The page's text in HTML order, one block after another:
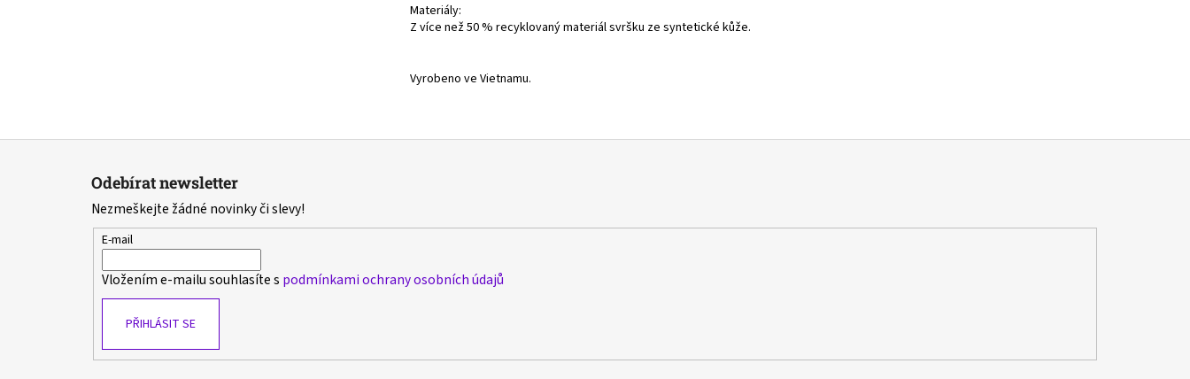
Materiály:
Z více než 50 % recyklovaný materiál svršku ze syntetické kůže.
Vyrobeno ve Vietnamu.
Odebírat newsletter
Nezmeškejte žádné novinky či slevy!
E-mail
Vložením e-mailu souhlasíte s podmínkami ochrany osobních údajů
PŘIHLÁSIT SE